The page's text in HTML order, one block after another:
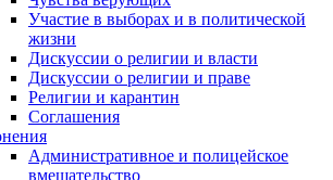
Участие в выборах и в политической
жизни
Дискуссии о религии и власти
Дискуссии о религии и праве
Религии и карантин
Соглашения
Административное и полицейское
вмешательство